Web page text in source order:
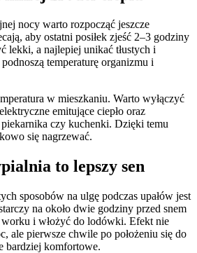
nocy warto rozpocząć jeszcze
aby ostatni posiłek zjeść 2–3 godziny
lekki, a najlepiej unikać tłustych i
temperaturę organizmu i
w mieszkaniu. Warto wyłączyć
emitujące ciepło oraz
czy kuchenki. Dzięki temu
się nagrzewać.
to lepszy sen
sposobów na ulgę podczas upałów jest
na około dwie godziny przed snem
i włożyć do lodówki. Efekt nie
ale pierwsze chwile po położeniu się do
bardziej komfortowe.